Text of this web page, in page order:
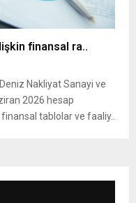
finansal ra..
Nakliyat Sanayi ve
2026 hesap
tablolar ve faaliy..